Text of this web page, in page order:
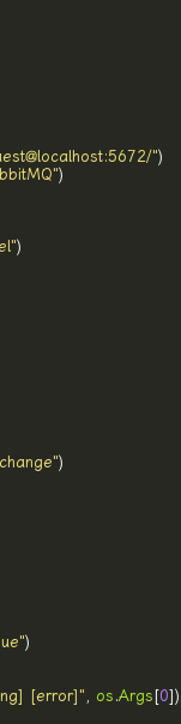
"
[error]" os .Args [0